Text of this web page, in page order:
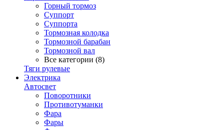
Горный тормоз
Суппорт
Суппорта
Тормозная колодка
Тормозной барабан
Тормозной вал
Все категории (8)
Тяги рулевые
Электрика
Автосвет
Поворотники
Противотуманки
Фара
Фары